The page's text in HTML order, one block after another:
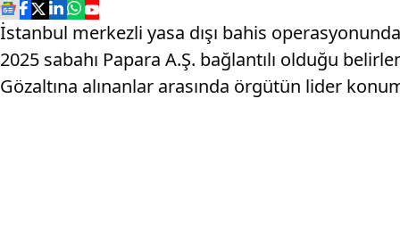
İstanbul merkezli yasa dışı bahis
2025 sabahı Papara A.Ş. bağlantılı olduğu
Gözaltına alınanlar arasında örgütün lider